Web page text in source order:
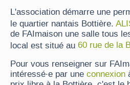
L'association démarre une
le quartier nantais Bottière.
de FAImaison une salle tous
local est situé au 60 rue de la
Pour vous renseigner sur
intéressé·e par une connexion